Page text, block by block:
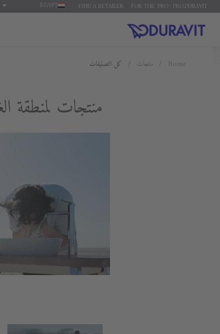
FOR THE 'PRO': PRO.DURAVIT
FIND A RETAILER
EGYPT
Home منتجات كل التصنيفات
منتجات لمنطقة